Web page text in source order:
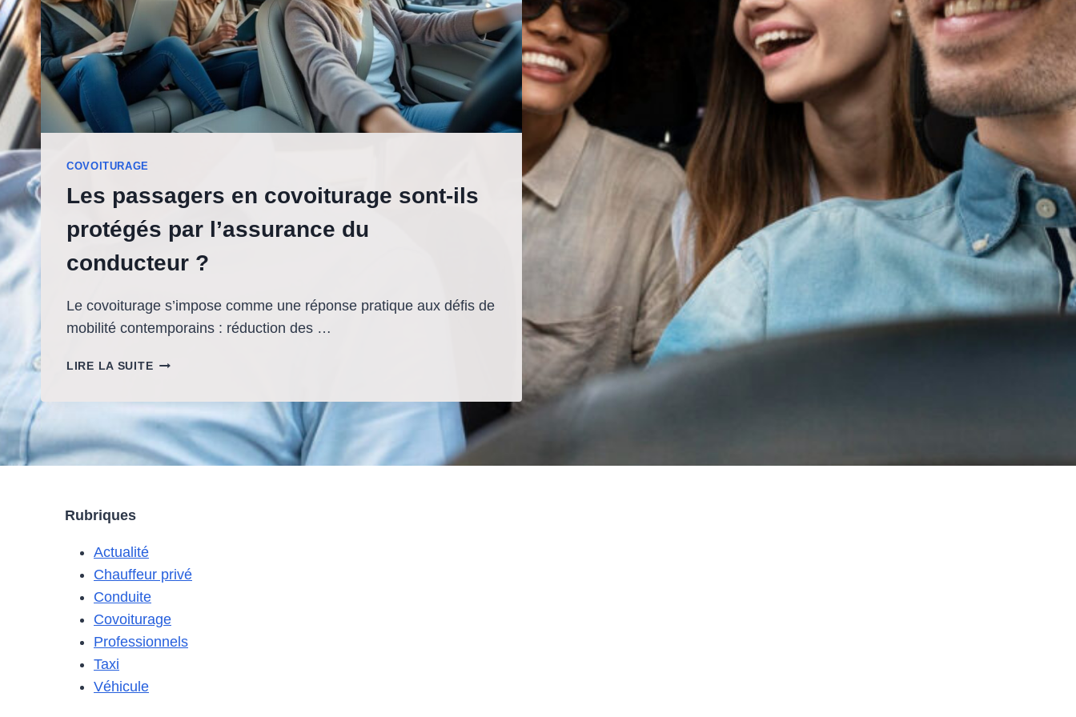
COVOITURAGE
Les passagers en covoiturage sont-ils
protégés par l’assurance du
conducteur ?
Le covoiturage s’impose comme une réponse pratique aux défis de
mobilité contemporains : réduction des …
LIRE LA SUITELES
EN
COVOITURAGE
SONT-
ILS
Rubriques
Actualité
Chauffeur privé
Conduite
Covoiturage
Professionnels
Taxi
Véhicule